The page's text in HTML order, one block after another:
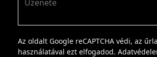
Az oldalt Google reCAPTCHA védi, az
használatával ezt elfogadod.